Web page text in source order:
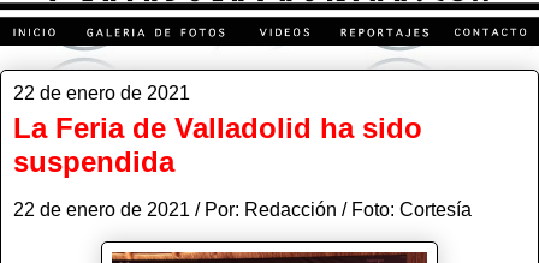
22 de enero de 2021
La Feria de Valladolid ha sido
suspendida
22 de enero de 2021 / Por: Redacción / Foto: Cortesía